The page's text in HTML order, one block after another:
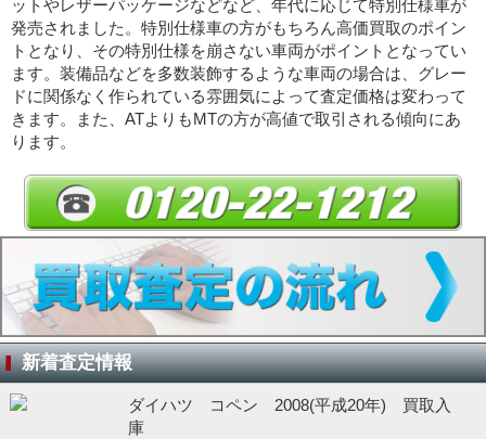
ットやレザーパッケージなどなど、年代に応じて特別仕様車が
発売されました。特別仕様車の方がもちろん高価買取のポイン
トとなり、その特別仕様を崩さない車両がポイントとなってい
ます。装備品などを多数装飾するような車両の場合は、グレー
ドに関係なく作られている雰囲気によって査定価格は変わって
きます。また、ATよりもMTの方が高値で取引される傾向にあ
ります。
新着査定情報
ダイハツ コペン 2008(平成20年) 買取入
庫